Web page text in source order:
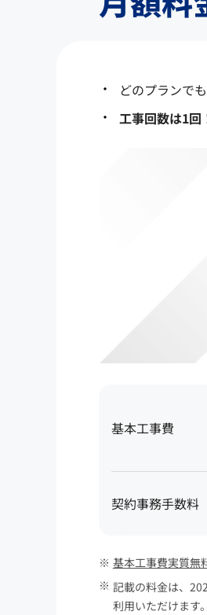
どのプランでも
工事回数は1回
基本工事費
契約事務手数料
基本工事費実質無
記載の料金は、
利用いただけます。